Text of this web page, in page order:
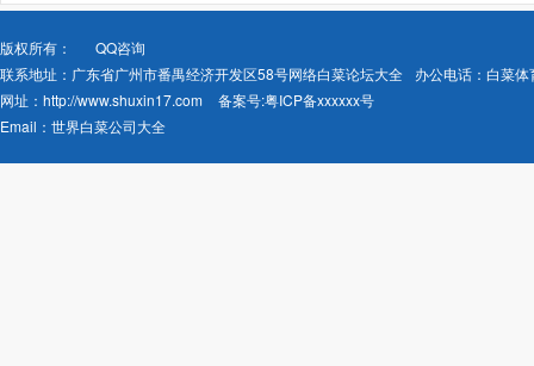
版权所有：
QQ咨询
联系地址：广东省广州市番禺经济开发区58号网络白菜论坛大全
办公电话：白菜
网址： http://www.shuxin17.com 备案号:粤ICP备xxxxxx号
Email： 世界白菜公司大全